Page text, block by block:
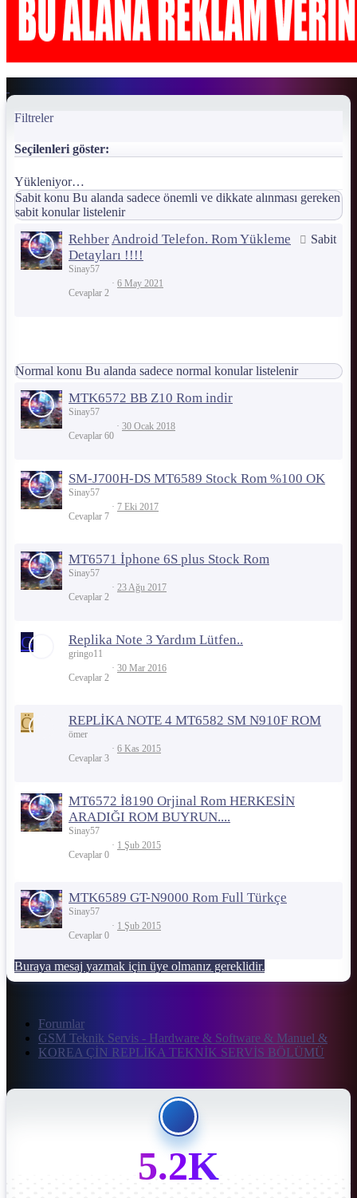
Filtreler
Seçilenleri göster:
Yükleniyor…
Sabit konu Bu alanda sadece önemli ve dikkate alınması gereken
sabit konular listelenir
Sabit
Rehber Android Telefon. Rom Yükleme
Detayları !!!!
Sinay57
Cevaplar 2
6 May 2021
Normal konu Bu alanda sadece normal konular listelenir
MTK6572 BB Z10 Rom indir
Sinay57
Cevaplar 60
30 Ocak 2018
SM-J700H-DS MT6589 Stock Rom %100 OK
Sinay57
Cevaplar 7
7 Eki 2017
MT6571 İphone 6S plus Stock Rom
Sinay57
Cevaplar 2
23 Ağu 2017
G Replika Note 3 Yardım Lütfen..
gringo11
Cevaplar 2
30 Mar 2016
Ö REPLİKA NOTE 4 MT6582 SM N910F ROM
ömer
Cevaplar 3
6 Kas 2015
MT6572 İ8190 Orjinal Rom HERKESİN
ARADIĞI ROM BUYRUN....
Sinay57
Cevaplar 0
1 Şub 2015
MTK6589 GT-N9000 Rom Full Türkçe
Sinay57
Cevaplar 0
1 Şub 2015
Buraya mesaj yazmak için üye olmanız gereklidir.
Forumlar
GSM Teknik Servis - Hardware & Software & Manuel &
KOREA ÇİN REPLİKA TEKNİK SERVİS BÖLÜMÜ
5.2K